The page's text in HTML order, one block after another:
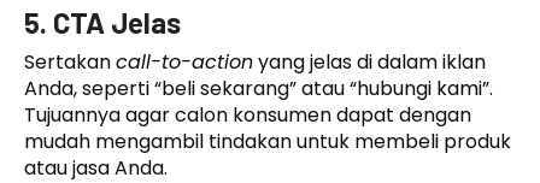
5. CTA Jelas
Sertakancall-to-actionyang jelas di dalam iklan
Anda, seperti “beli sekarang” atau “hubungi kami”.
Tujuannya agar calon konsumen dapat dengan
mudah mengambil tindakan untuk membeli produk
atau jasa Anda.